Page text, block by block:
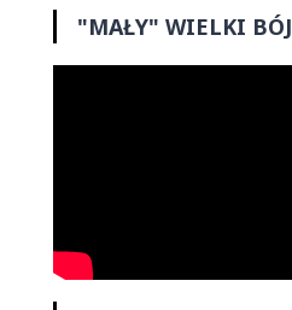
"MAŁY" WIELKI BÓJ